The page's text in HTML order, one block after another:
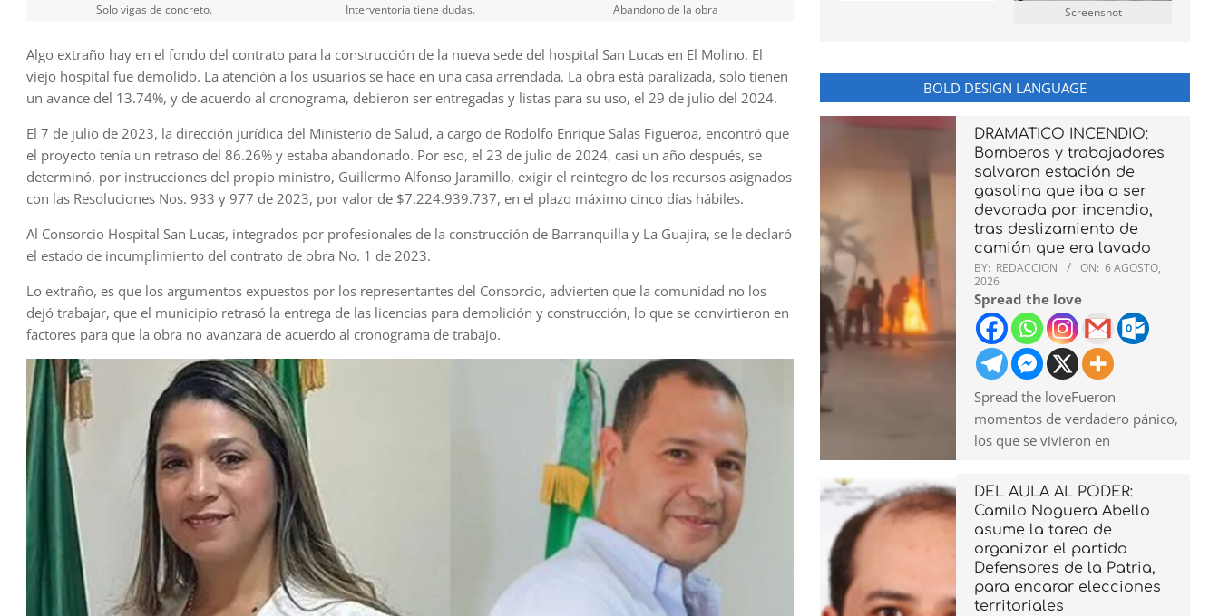
Solo vigas de concreto. Interventoria tiene dudas. Abandono de la obra
Algo extraño hay en el fondo del contrato para la construcción de la nueva sede del hospital San Lucas en El Molino. El
viejo hospital fue demolido. La atención a los usuarios se hace en una casa arrendada. La obra está paralizada, solo tienen
un avance del 13.74%, y de acuerdo al cronograma, debieron ser entregadas y listas para su uso, el 29 de julio del 2024.
El 7 de julio de 2023, la dirección jurídica del Ministerio de Salud, a cargo de Rodolfo Enrique Salas Figueroa, encontró que
el proyecto tenía un retraso del 86.26% y estaba abandonado. Por eso, el 23 de julio de 2024, casi un año después, se
determinó, por instrucciones del propio ministro, Guillermo Alfonso Jaramillo, exigir el reintegro de los recursos asignados
con las Resoluciones Nos. 933 y 977 de 2023, por valor de $7.224.939.737, en el plazo máximo cinco días hábiles.
Al Consorcio Hospital San Lucas, integrados por profesionales de la construcción de Barranquilla y La Guajira, se le declaró
el estado de incumplimiento del contrato de obra No. 1 de 2023.
Lo extraño, es que los argumentos expuestos por los representantes del Consorcio, advierten que la comunidad no los
dejó trabajar, que el municipio retrasó la entrega de las licencias para demolición y construcción, lo que se convirtieron en
factores para que la obra no avanzara de acuerdo al cronograma de trabajo.
Screenshot
BOLD DESIGN LANGUAGE
DRAMATICO INCENDIO:
Bomberos y trabajadores
salvaron estación de
gasolina que iba a ser
devorada por incendio,
tras deslizamiento de
camión que era lavado
BY: REDACCION ON: 6 AGOSTO,
2026
Spread the love
Spread the loveFueron
momentos de verdadero pánico,
los que se vivieron en
DEL AULA AL PODER:
Camilo Noguera Abello
asume la tarea de
organizar el partido
Defensores de la Patria,
para encarar elecciones
territoriales